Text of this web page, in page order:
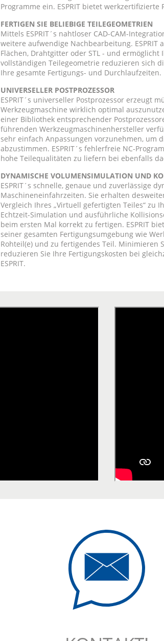
Programme ein. ESPRIT bietet
FERTIGEN SIE BELIEBIGE TEILEGEOMETRIEN
Mittels ESPRIT´s nahtloser CAD-CAM-
weitere aufwendige Nachbearbeitung.
Flächen, Drahtgitter oder STL - und
vollständigen Teilegeometrie reduzieren sich
Ihre gesamte Fertigungs- und Durchlaufzeiten.
UNIVERSELLER POSTPROZESSOR
ESPRIT´s universeller Postprozessor erzeugt
Werkzeugmaschine wirklich optimal
einer Bibliothek entsprechender
führenden Werkzeugmaschinenhersteller
sehr einfach Anpassungen vorzunehmen, um
abzustimmen. ESPRIT´s fehlerfreie NC-
hohe Teilequalitäten zu liefern bei ebenfalls
DYNAMISCHE VOLUMENSIMULATION UND
ESPRIT´s schnelle, genaue und zuverlässige
Maschineneinfahrzeiten. Sie erhalten
Vergleich Ihres „Virtuell gefertigten Teiles“ zu
Echtzeit-Simulation und ausführliche
beim ersten Mal korrekt zu fertigen. ESPRIT
seiner gesamten Fertigungsumgebung wie
Rohteil(e) und zu fertigendes Teil. Minimieren
reduzieren Sie Ihre Fertigungskosten bei
ESPRIT.